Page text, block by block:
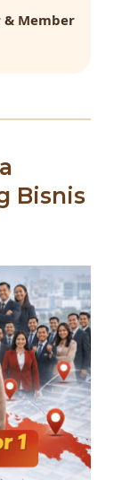
Member
Bisnis